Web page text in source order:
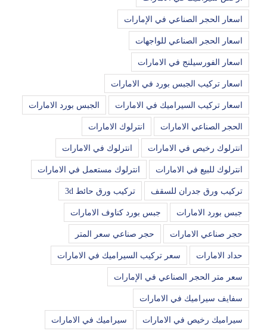
اسعار الحجر الصناعي في الإمارات
اسعار الحجر الصناعي للواجهات
اسعار الفورسيلنج في الامارات
اسعار تركيب الجبس بورد في الامارات
اسعار تركيب السيراميك في الامارات الجبس بورد الامارات
الحجر الصناعي الامارات انترلوك الامارات
انترلوك رخيص في الامارات انترلوك في الامارات
انترلوك للبيع في الامارات انترلوك مستعمل في الامارات
تركيب ورق جدران للسقف تركيب ورق حائط 3d
جبس بورد الامارات جبس بورد كناوف الامارات
حجر صناعي الامارات حجر صناعي سعر المتر
حداد الامارات سعر تركيب السيراميك في الامارات
سعر متر الحجر الصناعي في الإمارات
سفايف سيراميك في الامارات
سيراميك رخيص في الامارات سيراميك في الامارات